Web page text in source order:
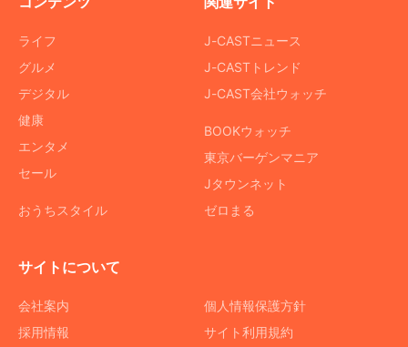
ライフ
グルメ
デジタル
健康
エンタメ
セール
おうちスタイル
J-CASTニュース
J-CASTトレンド
J-CAST会社ウォッチ
BOOKウォッチ
東京バーゲンマニア
Jタウンネット
ゼロまる
サイトについて
会社案内
採用情報
個人情報保護方針
サイト利用規約